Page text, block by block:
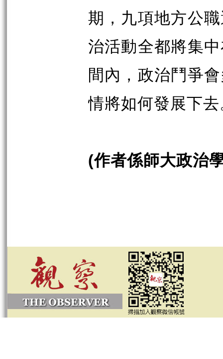
期，九項地方公
治活動全都將集
間內，政治鬥爭
情將如何發展下
(作者係師大政治